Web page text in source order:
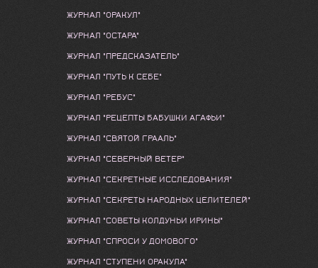
ЖУРНАЛ "ОРАКУЛ"
ЖУРНАЛ "ОСТАРА"
ЖУРНАЛ "ПРЕДСКАЗАТЕЛЬ"
ЖУРНАЛ "ПУТЬ К СЕБЕ"
ЖУРНАЛ "РЕБУС"
ЖУРНАЛ "РЕЦЕПТЫ БАБУШКИ АГАФЬИ"
ЖУРНАЛ "СВЯТОЙ ГРААЛЬ"
ЖУРНАЛ "СЕВЕРНЫЙ ВЕТЕР"
ЖУРНАЛ "СЕКРЕТНЫЕ ИССЛЕДОВАНИЯ"
ЖУРНАЛ "СЕКРЕТЫ НАРОДНЫХ ЦЕЛИТЕЛЕЙ"
ЖУРНАЛ "СОВЕТЫ КОЛДУНЬИ ИРИНЫ"
ЖУРНАЛ "СПРОСИ У ДОМОВОГО"
ЖУРНАЛ "СТУПЕНИ ОРАКУЛА"